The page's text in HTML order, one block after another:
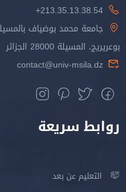
213.35.13.38.54+
جامعة محمد بوضياف
بوعريريج، المسيلة 28000 الجزائر
contact@univ-msila.dz
روابط سريعة
التعليم عن بعد